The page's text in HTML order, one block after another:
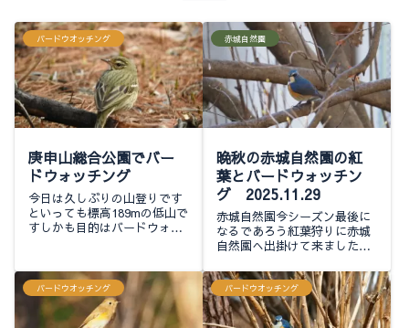
バードウオッチング
庚申山総合公園でバー
ドウォッチング
今日は久しぶりの山登りです
といっても標高189mの低山で
すしかも目的はバードウォッ
発で～す 駐車場は近くの体
育館で中学校のバレーボール
の大会が有...
赤城自然園
晩秋の赤城自然園の紅
葉とバードウォッチン
グ 2025.11.29
赤城自然園今シーズン最後に
なるであろう紅葉狩りに赤城
自然園へ出掛けて来ました園
トドアチェアも増えましたね
後方の紅葉は見頃は過ぎてる
けどまだ綺麗ですキラリ〜ン
✨️いつもの様に小...
バードウオッチング バードウオッチング